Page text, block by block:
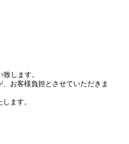
します。
お客様負担とさせていただきま
ます。